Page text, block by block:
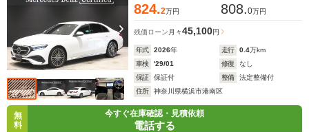
824.2万円 808.0万円
残価ローン 月々45,100円
年式 2026年 走行 0.4万km
車検
'29/01 修復
なし
保証
保証付 整備
法定整備付
住所
神奈川県横浜市港南区
無
料
今すぐ在庫確認・見積依頼
電話する